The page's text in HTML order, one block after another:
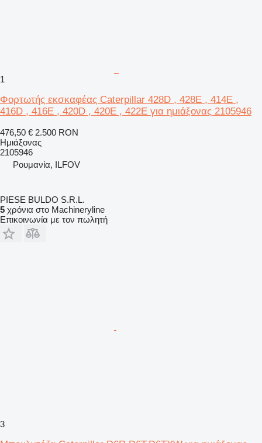
1
Φορτωτής εκσκαφέας Caterpillar 428D , 428E , 414E ,
416D , 416E , 420D , 420E , 422E για ημιάξονας 2105946
476,50 € 2.500 RON
Ημιάξονας
2105946
Ρουμανία, ILFOV
PIESE BULDO S.R.L.
5 χρόνια στο Machineryline
Επικοινωνία με τον πωλητή
3